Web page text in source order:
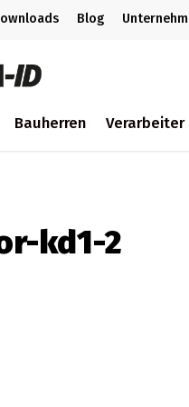
Blog
Bauherren Verarbeiter
kd1-2